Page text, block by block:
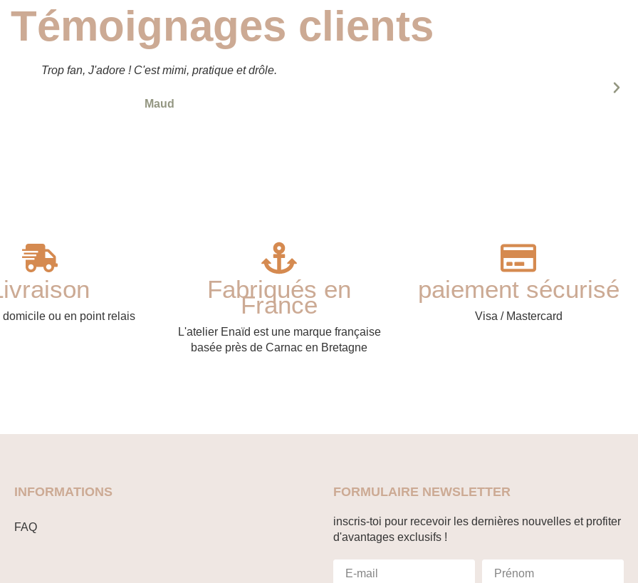
clients
Trop fan, J'adore ! C'est mimi, pratique et drôle.
Maud
ou en point relais
Fabriqués en
France
L'atelier Enaïd est une marque française
basée près de Carnac en Bretagne
paiement sécurisé
Visa / Mastercard
INFORMATIONS
FAQ
FORMULAIRE NEWSLETTER
inscris-toi pour recevoir les dernières nouvelles et profiter
d'avantages exclusifs !